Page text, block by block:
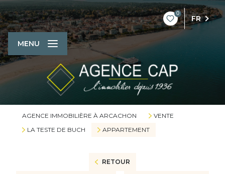
0
FR
MENU
AGENCE IMMOBILIÈRE À ARCACHON
VENTE
LA TESTE DE BUCH
APPARTEMENT
RETOUR